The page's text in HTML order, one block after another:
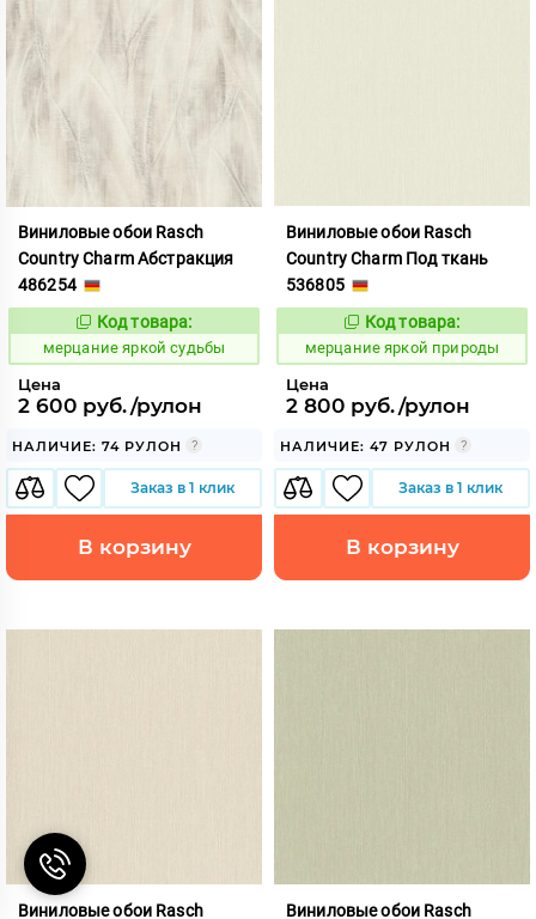
Виниловые обои Rasch
Country Charm Абстракция
486254
975849
Код товара:
мерцание яркой судьбы
Цена
2 600 руб./рулон
НАЛИЧИЕ: 74 РУЛОН
Заказ в 1 клик
В корзину
Виниловые обои Rasch
Country Charm Под ткань
536805
975850
Код товара:
мерцание яркой природы
Цена
2 800 руб./рулон
НАЛИЧИЕ: 47 РУЛОН
Заказ в 1 клик
В корзину
Виниловые обои Rasch Виниловые обои Rasch